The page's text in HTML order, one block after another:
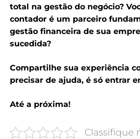
total na gestão do negócio?
contador é um parceiro
gestão financeira de sua
sucedida?
Compartilhe sua experiência
precisar de ajuda, é só entrar
Até a próxima!
Classifique